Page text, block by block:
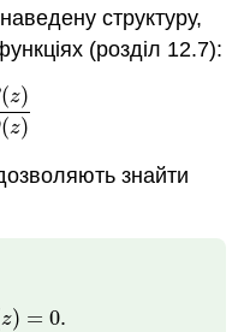
структуру,
(розділ 12.7):
(z)
(z)
(z
знайти
z) = 0
)=0
.